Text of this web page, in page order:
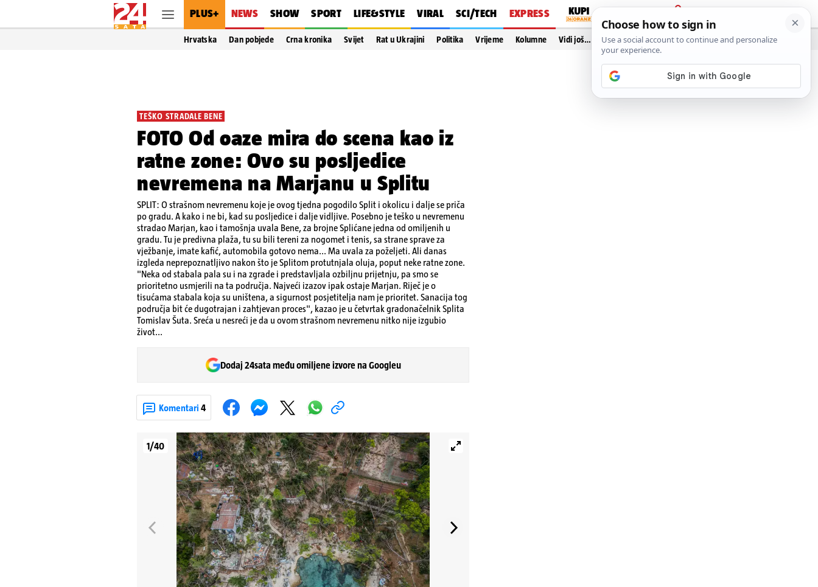
PLUS+ NEWS SHOW SPORT LIFE&STYLE VIRAL SCI/TECH EXPRESS
PRIJAVA
Hrvatska Dan pobjede Crna kronika Svijet Rat u Ukrajini Politika Vrijeme Kolumne Vidi još…
TEŠKO STRADALE BENE
FOTO Od oaze mira do scena kao iz
ratne zone: Ovo su posljedice
nevremena na Marjanu u Splitu
SPLIT: O strašnom nevremenu koje je ovog tjedna pogodilo Split i okolicu i dalje se priča
po gradu. A kako i ne bi, kad su posljedice i dalje vidljive. Posebno je teško u nevremenu
stradao Marjan, kao i tamošnja uvala Bene, za brojne Splićane jedna od omiljenih u
gradu. Tu je predivna plaža, tu su bili tereni za nogomet i tenis, sa strane sprave za
vježbanje, imate kafić, automobila gotovo nema... Ma uvala za poželjeti. Ali danas
izgleda neprepoznatljivo nakon što je Splitom protutnjala oluja, poput neke ratne zone.
"Neka od stabala pala su i na zgrade i predstavljala ozbiljnu prijetnju, pa smo se
prioritetno usmjerili na ta područja. Najveći izazov ipak ostaje Marjan. Riječ je o
tisućama stabala koja su uništena, a sigurnost posjetitelja nam je prioritet. Sanacija tog
područja bit će dugotrajan i zahtjevan proces", kazao je u četvrtak gradonačelnik Splita
Tomislav Šuta. Sreća u nesreći je da u ovom strašnom nevremenu nitko nije izgubio
život...
Dodaj 24sata među omiljene izvore na Googleu
Komentari 4
1/40